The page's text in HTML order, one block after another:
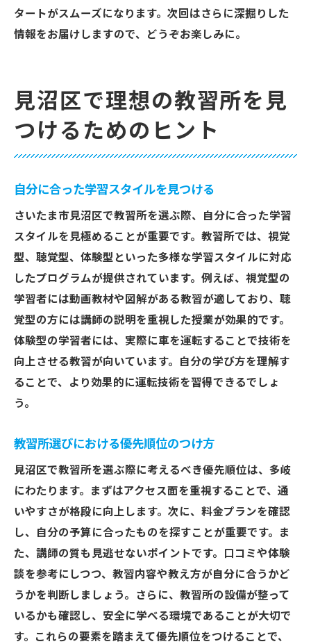
タートがスムーズになります。次回はさらに深掘りした
情報をお届けしますので、どうぞお楽しみに。
見沼区で理想の教習所を見
つけるためのヒント
自分に合った学習スタイルを見つける
さいたま市見沼区で教習所を選ぶ際、自分に合った学習
スタイルを見極めることが重要です。教習所では、視覚
型、聴覚型、体験型といった多様な学習スタイルに対応
したプログラムが提供されています。例えば、視覚型の
学習者には動画教材や図解がある教習が適しており、聴
覚型の方には講師の説明を重視した授業が効果的です。
体験型の学習者には、実際に車を運転することで技術を
向上させる教習が向いています。自分の学び方を理解す
ることで、より効果的に運転技術を習得できるでしょ
う。
教習所選びにおける優先順位のつけ方
見沼区で教習所を選ぶ際に考えるべき優先順位は、多岐
にわたります。まずはアクセス面を重視することで、通
いやすさが格段に向上します。次に、料金プランを確認
し、自分の予算に合ったものを探すことが重要です。ま
た、講師の質も見逃せないポイントです。口コミや体験
談を参考にしつつ、教習内容や教え方が自分に合うかど
うかを判断しましょう。さらに、教習所の設備が整って
いるかも確認し、安全に学べる環境であることが大切で
す。これらの要素を踏まえて優先順位をつけることで、